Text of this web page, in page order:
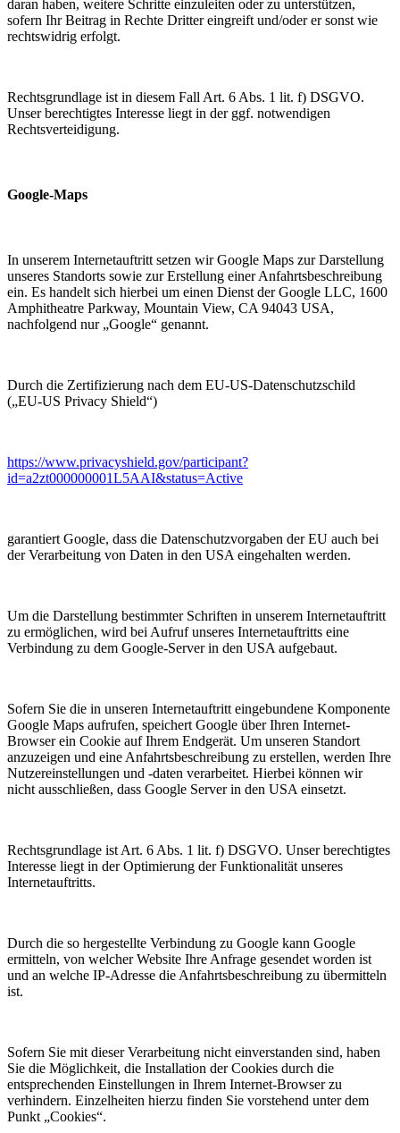
daran haben, weitere Schritte einzuleiten oder zu unterstützen,
sofern Ihr Beitrag in Rechte Dritter eingreift und/oder er sonst wie
rechtswidrig erfolgt.
Rechtsgrundlage ist in diesem Fall Art. 6 Abs. 1 lit. f) DSGVO.
Unser berechtigtes Interesse liegt in der ggf. notwendigen
Rechtsverteidigung.
Google-Maps
In unserem Internetauftritt setzen wir Google Maps zur Darstellung
unseres Standorts sowie zur Erstellung einer Anfahrtsbeschreibung
ein. Es handelt sich hierbei um einen Dienst der Google LLC, 1600
Amphitheatre Parkway, Mountain View, CA 94043 USA,
nachfolgend nur „Google“ genannt.
Durch die Zertifizierung nach dem EU-US-Datenschutzschild
(„EU-US Privacy Shield“)
https://www.privacyshield.gov/participant?
id=a2zt000000001L5AAI&status=Active
garantiert Google, dass die Datenschutzvorgaben der EU auch bei
der Verarbeitung von Daten in den USA eingehalten werden.
Um die Darstellung bestimmter Schriften in unserem Internetauftritt
zu ermöglichen, wird bei Aufruf unseres Internetauftritts eine
Verbindung zu dem Google-Server in den USA aufgebaut.
Sofern Sie die in unseren Internetauftritt eingebundene Komponente
Google Maps aufrufen, speichert Google über Ihren Internet-
Browser ein Cookie auf Ihrem Endgerät. Um unseren Standort
anzuzeigen und eine Anfahrtsbeschreibung zu erstellen, werden Ihre
Nutzereinstellungen und -daten verarbeitet. Hierbei können wir
nicht ausschließen, dass Google Server in den USA einsetzt.
Rechtsgrundlage ist Art. 6 Abs. 1 lit. f) DSGVO. Unser berechtigtes
Interesse liegt in der Optimierung der Funktionalität unseres
Internetauftritts.
Durch die so hergestellte Verbindung zu Google kann Google
ermitteln, von welcher Website Ihre Anfrage gesendet worden ist
und an welche IP-Adresse die Anfahrtsbeschreibung zu übermitteln
ist.
Sofern Sie mit dieser Verarbeitung nicht einverstanden sind, haben
Sie die Möglichkeit, die Installation der Cookies durch die
entsprechenden Einstellungen in Ihrem Internet-Browser zu
verhindern. Einzelheiten hierzu finden Sie vorstehend unter dem
Punkt „Cookies“.